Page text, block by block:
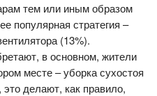
тем или иным образом
популярная стратегия –
(13%).
в основном, жители
месте – уборка сухостоя
делают, как правило,